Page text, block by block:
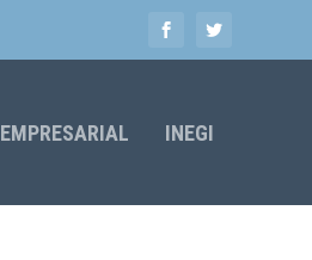
EMPRESARIAL INEGI